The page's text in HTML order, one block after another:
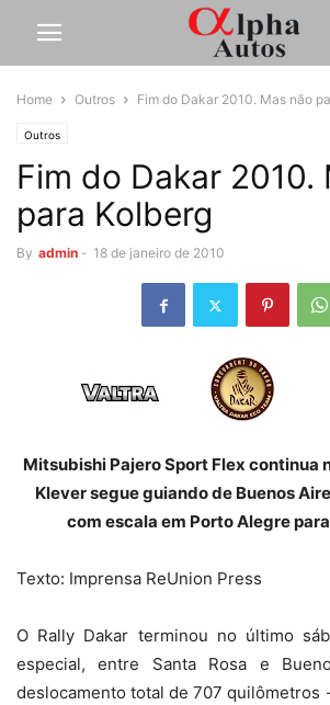
Home Outros Fim do Dakar 2010. Mas não
Outros
Fim do Dakar 2010.
para Kolberg
By admin - 18 de janeiro de 2010
Mitsubishi Pajero Sport Flex continua
Klever segue guiando de Buenos
com escala em Porto Alegre
Texto: Imprensa ReUnion Press
O Rally Dakar terminou no último
especial, entre Santa Rosa e
deslocamento total de 707 quilômetros